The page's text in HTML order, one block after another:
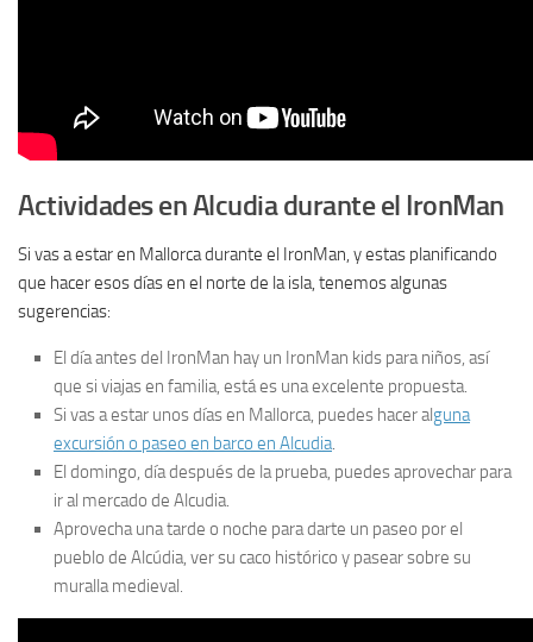
Actividades en Alcudia durante el IronMan
Si vas a estar en Mallorca durante el IronMan, y estas planificando
que hacer esos días en el norte de la isla, tenemos algunas
sugerencias:
El día antes del IronMan hay un IronMan kids para niños, así
que si viajas en familia, está es una excelente propuesta.
Si vas a estar unos días en Mallorca, puedes hacer alguna
excursión o paseo en barco en Alcudia
El domingo, día después de la prueba, puedes aprovechar para
ir al mercado de Alcudia.
Aprovecha una tarde o noche para darte un paseo por el
pueblo de Alcúdia, ver su caco histórico y pasear sobre su
muralla medieval.